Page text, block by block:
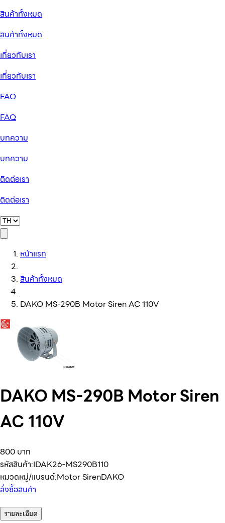
สินค้าทั้งหมด
สินค้าทั้งหมด
เกี่ยวกับเรา
เกี่ยวกับเรา
FAQ
FAQ
บทความ
บทความ
ติดต่อเรา
ติดต่อเรา
หน้าแรก
สินค้าทั้งหมด
DAKO MS-290B Motor Siren AC 110V
DAKO MS-290B Motor Siren
AC 110V
800 บาท
รหัสสินค้า:IDAK26-MS290B110
หมวดหมู่/แบรนด์:Motor SirenDAKO
สั่งซื้อสินค้า
รายละเอียด